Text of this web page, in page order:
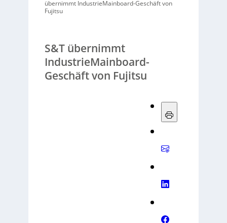
übernimmt IndustrieMainboard-Geschäft von
Fujitsu
S&T übernimmt
IndustrieMainboard-
Geschäft von Fujitsu